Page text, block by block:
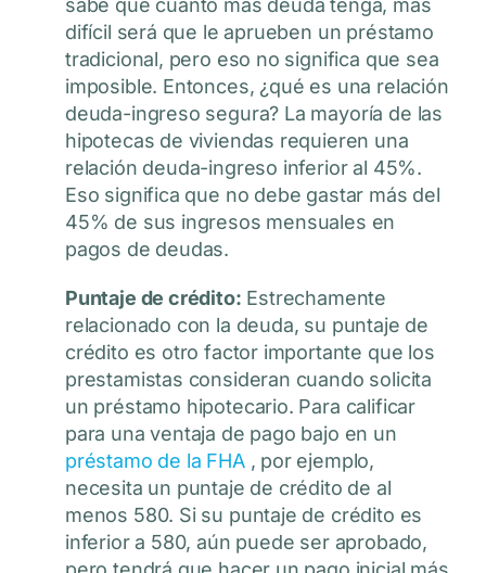
sabe que cuanto más deuda tenga, más
difícil será que le aprueben un préstamo
tradicional, pero eso no significa que sea
imposible. Entonces, ¿qué es una relación
deuda-ingreso segura? La mayoría de las
hipotecas de viviendas requieren una
relación deuda-ingreso inferior al 45%.
Eso significa que no debe gastar más del
45% de sus ingresos mensuales en
pagos de deudas.
Puntaje de crédito: Estrechamente
relacionado con la deuda, su puntaje de
crédito es otro factor importante que los
prestamistas consideran cuando solicita
un préstamo hipotecario. Para calificar
para una ventaja de pago bajo en un
préstamo de la FHA, por ejemplo,
necesita un puntaje de crédito de al
menos 580. Si su puntaje de crédito es
inferior a 580, aún puede ser aprobado,